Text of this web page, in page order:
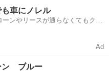
ングマシン
車にノレル
ンやリースが通らなくてもクル
Ad
ン ブルー